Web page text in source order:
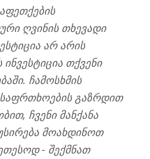
ღვინის თხევადი
არ არის
თქვენი
ჩამოსხმის
გაზრდით
ჩვენი მანქანა
მოახდინოთ
- შექმნათ